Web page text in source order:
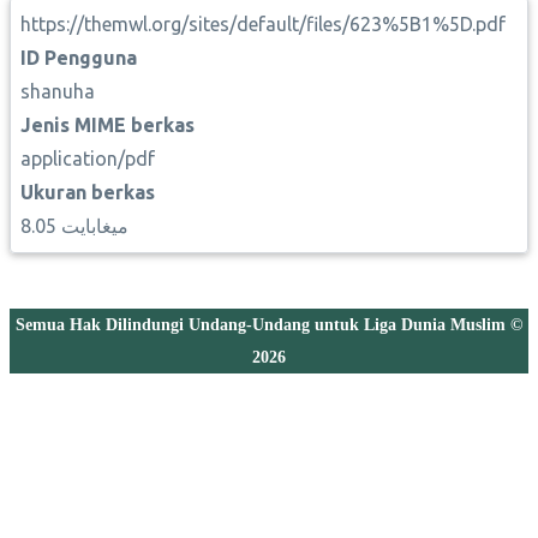
https://themwl.org/sites/default/files/623%5B1%5D.pdf
ID Pengguna
shanuha
Jenis MIME berkas
application/pdf
Ukuran berkas
8.05 ميغابايت
Semua Hak Dilindungi Undang-Undang untuk Liga Dunia Muslim ©
2026